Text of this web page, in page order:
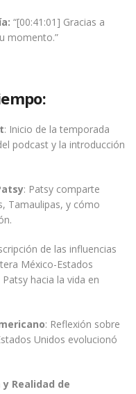
“[00:41:01] Gracias a
momento.”
: Inicio de la temporada
podcast y la introducción
: Patsy comparte
Tamaulipas, y cómo
de las influencias
México-Estados
hacia la vida en
: Reflexión sobre
Unidos evolucionó
Realidad de